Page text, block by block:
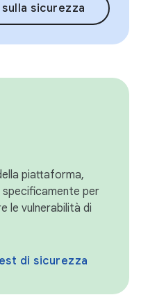
sicurezza
piattaforma,
per
le vulnerabilità di
di sicurezza